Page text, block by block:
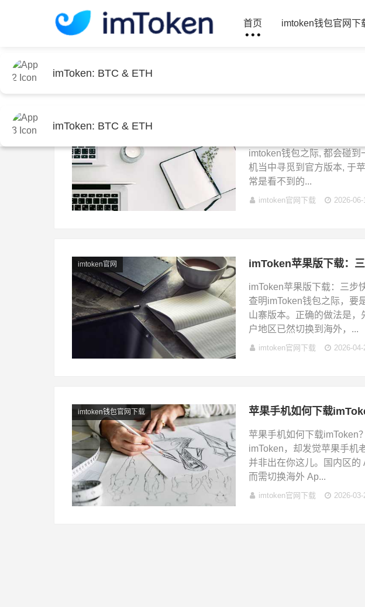
imToken: BTC & ETH
imToken: BTC & ETH
imToken: BTC & ETH
首页 imtoken钱包官网下
首页 包含"如何快速定位并下载imtoken钱包苹果版？"标签的文章
imtoken钱包之际, 都会碰
机当中寻觅到官方版本, 于
常是看不到的...
imtoken官网下载 2026-06-
imtoken官网 imToken苹果版下载：
imToken苹果版下载：三步
查明imToken钱包之际，要
山寨版本。正确的做法是
户地区已然切换到海外，...
imtoken官网下载 2026-04-
imtoken钱包官网下载 苹果手机如何下载
苹果手机如何下载imToken
imToken，却发觉苹果手机
并非出在你这儿。国内区
而需切换海外 Ap...
imtoken官网下载 2026-03-